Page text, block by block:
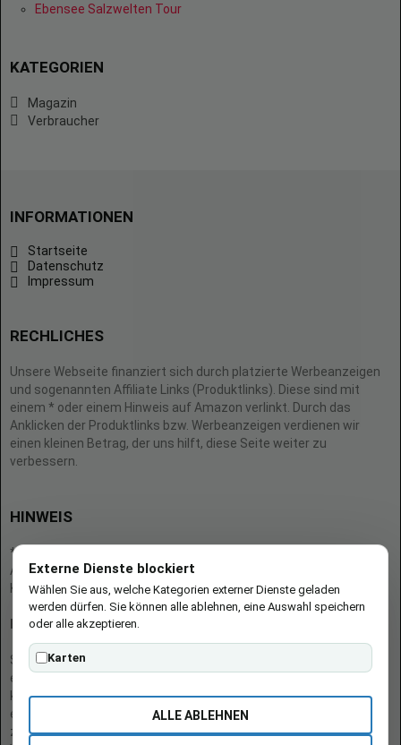
Ebensee Salzwelten Tour
KATEGORIEN
Magazin
Verbraucher
INFORMATIONEN
Startseite
Datenschutz
Impressum
RECHLICHES
Unsere Webseite finanziert sich durch platzierte Werbeanzeigen
und sogenannten Affiliate Links (Produktlinks). Diese sind mit
einem * oder einem Hinweis auf Amazon verlinkt. Durch das
Anklicken der Produktlinks bzw. Werbeanzeigen verdienen wir
einen kleinen Betrag, der uns hilft, diese Seite weiter zu
verbessern.
HINWEIS
* = Afilliate-Link (=Werbung)
Als Amazon-Partner verdient der Seitenbetreiber an qualifizierten
Käufen.
Hinweis zu Preisen und Verfügbarkeiten
Sofern Produktpreise und Verfügbarkeiten angezeigt werden,
entsprechen diese dem angegebenen Stand (Datum/Uhrzeit) und
können sich auf der verlinkten Seite jederzeit ändern. Für den Kauf
eines Produkts gelten die Angaben zu Preis und Verfügbarkeit, die
zum Kaufzeitpunkt [auf der/den maßgeblichen Amazon-
Externe Dienste blockiert
Wählen Sie aus, welche Kategorien externer Dienste geladen
werden dürfen. Sie können alle ablehnen, eine Auswahl speichern
oder alle akzeptieren.
Karten
ALLE ABLEHNEN